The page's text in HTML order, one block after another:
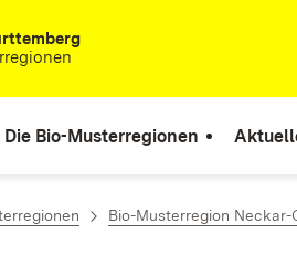
Die Bio-Musterregionen
Bio-Musterregion Neckar-